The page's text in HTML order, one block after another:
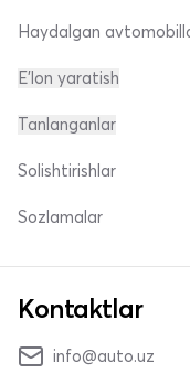
Haydalgan
E'lon yaratish
Tanlanganlar
Solishtirishlar
Sozlamalar
Kontaktlar
info@auto.uz